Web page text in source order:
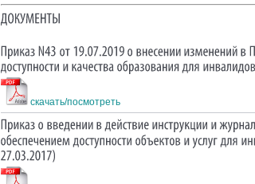
скачать/посмотреть